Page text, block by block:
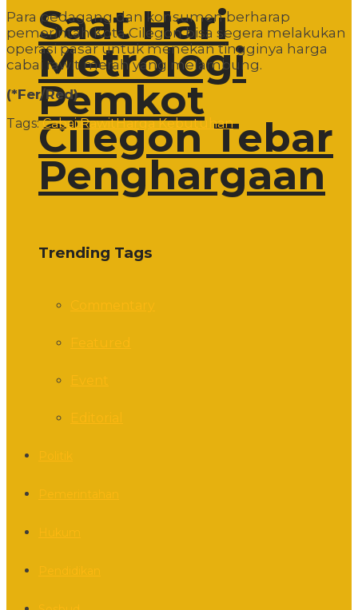
Saat Hari
Metrologi
Pemkot
Cilegon Tebar
Penghargaan
Trending Tags
Para pedagang dan konsumen berharap
pemerintah Kota Cilegon bisa segera melakukan
operasi pasar untuk menekan tingginya harga
cabai rawit merah yang melambung.
(*Fer/Red)
Tags: Cabai RawitHarga Kebutuhan